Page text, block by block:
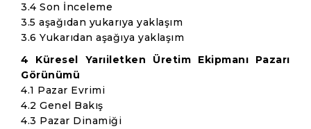
3.4 Son İnceleme
3.5 aşağıdan yukarıya yaklaşım
3.6 Yukarıdan aşağıya yaklaşım
4 Küresel Yarıiletken Üretim Ekipmanı Pazarı
Görünümü
4.1 Pazar Evrimi
4.2 Genel Bakış
4.3 Pazar Dinamiği